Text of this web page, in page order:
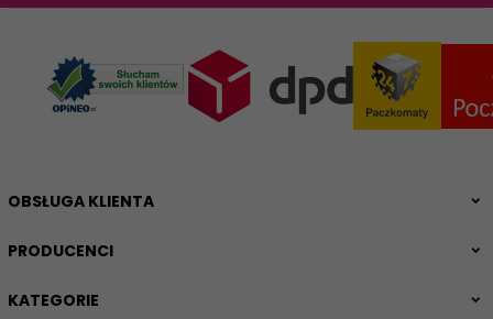
OBSŁUGA KLIENTA
PRODUCENCI
KATEGORIE